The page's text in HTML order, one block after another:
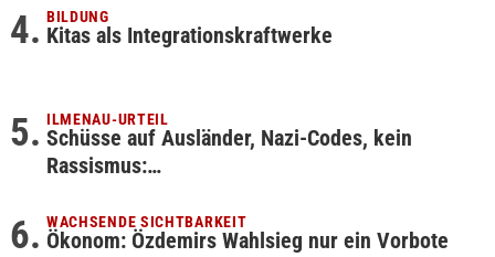
BILDUNG
Kitas als Integrationskraftwerke
ILMENAU-URTEIL
Schüsse auf Ausländer, Nazi-Codes, kein
Rassismus:…
WACHSENDE SICHTBARKEIT
Ökonom: Özdemirs Wahlsieg nur ein Vorbote